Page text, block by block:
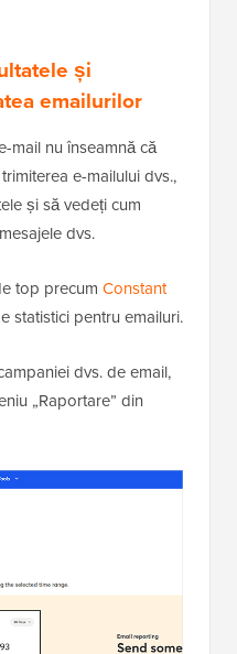
și
emailurilor
mail nu înseamnă că
e-mailului dvs.,
și să vedeți cum
dvs.
top precum Constant
statistici pentru emailuri.
dvs. de email,
„Raportare” din